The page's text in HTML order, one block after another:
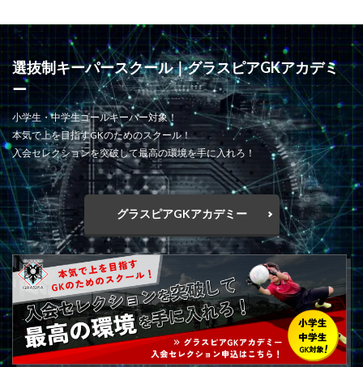
選抜制キーパースクール｜グラスピアGKアカデミ
ー
小学生・中学生ゴールキーパー対象！
本気で上を目指すGKのためのスクール！
入会セレクションを突破して最高の環境を手に入れろ！
グラスピアGKアカデミー